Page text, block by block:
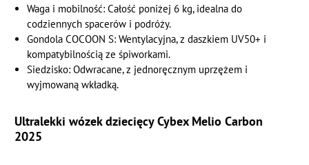
Waga i mobilność: Całość poniżej 6 kg, idealna do
codziennych spacerów i podróży.
Gondola COCOON S: Wentylacyjna, z daszkiem UV50+ i
kompatybilnością ze śpiworkami.
Siedzisko: Odwracane, z jednoręcznym uprzężem i
wyjmowaną wkładką.
Ultralekki wózek dziecięcy Cybex Melio Carbon
2025